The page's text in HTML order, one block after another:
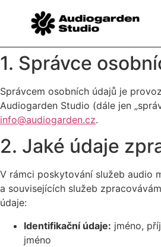
1. Správce
Správcem osobních údajů je
Audiogarden Studio (dále jen
info@audiogarden.cz.
2. Jaké údaje
V rámci poskytování služeb audio
a souvisejících služeb
údaje:
Identifikační údaje: jméno,
jméno